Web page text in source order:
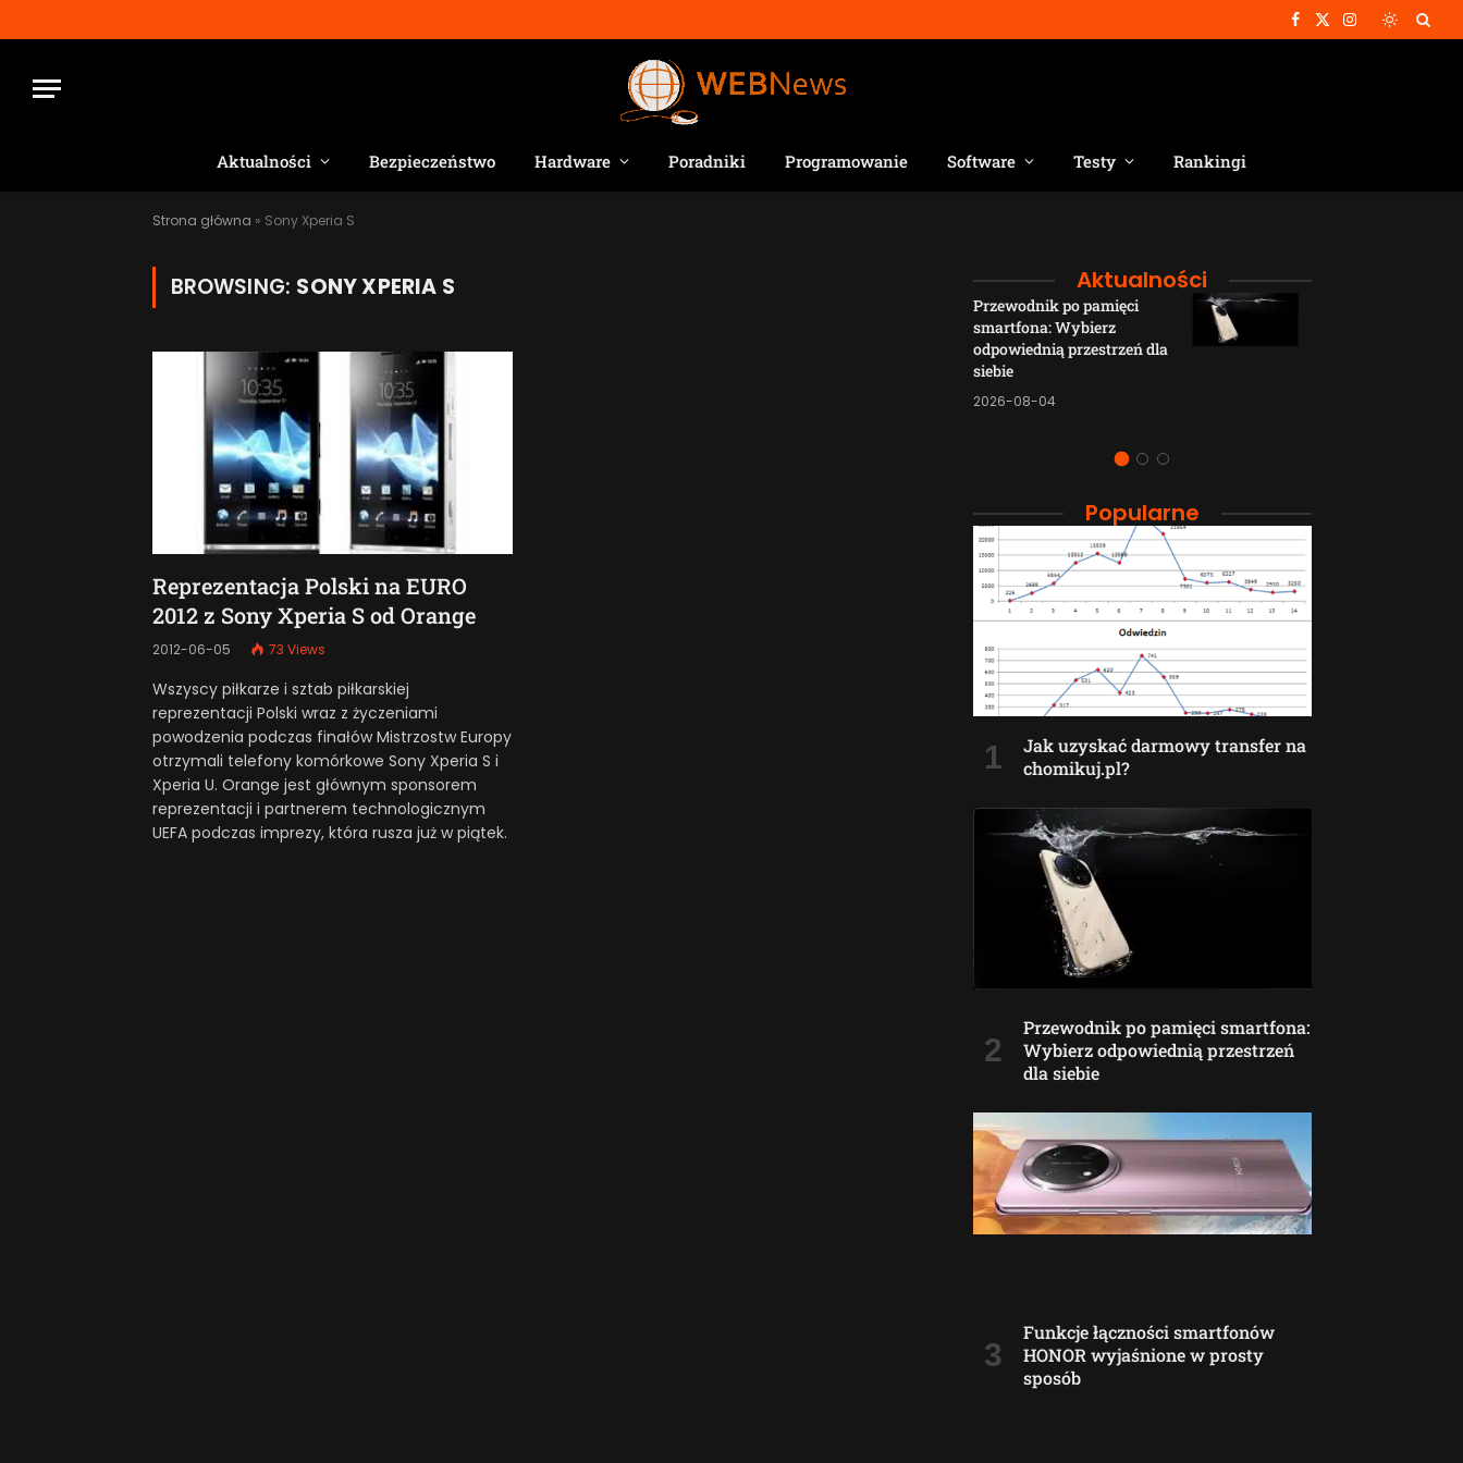
Facebook
X
Instagram
Aktualności Bezpieczeństwo Hardware Poradniki Programowanie Software Testy Rankingi
Strona główna » Sony Xperia S
BROWSING: SONY XPERIA S
Reprezentacja Polski na EURO
2012 z Sony Xperia S od Orange
2012-06-05 73 Views
Wszyscy piłkarze i sztab piłkarskiej
reprezentacji Polski wraz z życzeniami
powodzenia podczas finałów Mistrzostw Europy
otrzymali telefony komórkowe Sony Xperia S i
Xperia U. Orange jest głównym sponsorem
reprezentacji i partnerem technologicznym
UEFA podczas imprezy, która rusza już w piątek.
Aktualności
Przewodnik po pamięci
smartfona: Wybierz
odpowiednią przestrzeń dla
siebie
2026-08-04
Popularne
Jak uzyskać darmowy transfer na
chomikuj.pl?
Przewodnik po pamięci smartfona:
Wybierz odpowiednią przestrzeń
dla siebie
Funkcje łączności smartfonów
HONOR wyjaśnione w prosty
sposób